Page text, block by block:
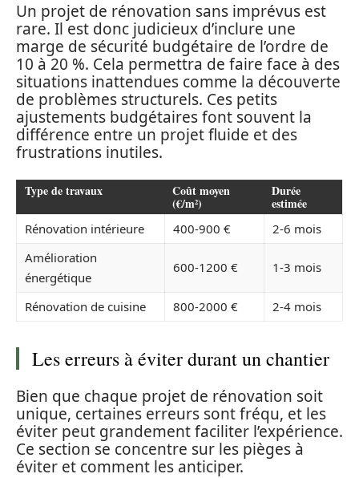
Un projet de rénovation sans imprévus est
rare. Il est donc judicieux d’inclure une
marge de sécurité budgétaire de l’ordre de
10 à 20 %. Cela permettra de faire face à des
situations inattendues comme la découverte
de problèmes structurels. Ces petits
ajustements budgétaires font souvent la
différence entre un projet fluide et des
frustrations inutiles.
Type de travaux Coût moyen
(€/m²)
Durée
estimée
Rénovation intérieure 400-900 €
2-6 mois
Amélioration
énergétique
600-1200 € 1-3 mois
Rénovation de cuisine 800-2000 € 2-4 mois
Les erreurs à éviter durant un chantier
Bien que chaque projet de rénovation soit
unique, certaines erreurs sont fréqu, et les
éviter peut grandement faciliter l’expérience.
Ce section se concentre sur les pièges à
éviter et comment les anticiper.